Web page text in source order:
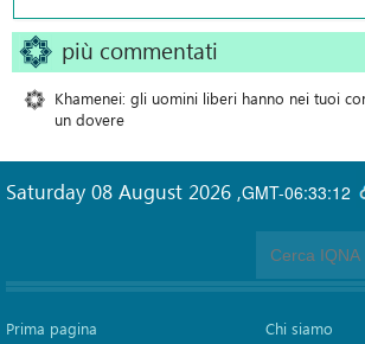
più commentati
Khamenei: gli uomini liberi hanno nei tuoi
un dovere
GMT-06:33:12
Saturday 08 August 2026 ,
Prima pagina
Chi siamo